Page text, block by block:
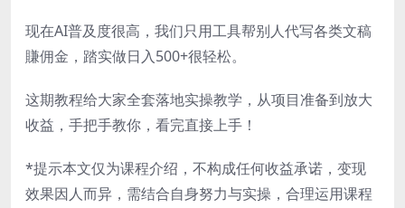
现在AI普及度很高，我们只用工具帮别人代写各类文稿
賺佣金，踏实做日入500+很轻松。
这期教程给大家全套落地实操教学，从项目准备到放大
收益，手把手教你，看完直接上手！
*提示本文仅为课程介绍，不构成任何收益承诺，变现
效果因人而异，需结合自身努力与实操，合理运用课程